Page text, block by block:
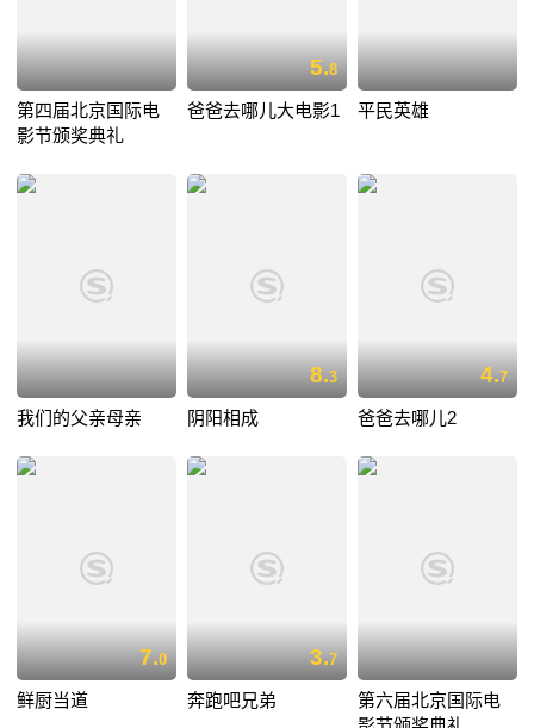
第四届北京国际电
影节颁奖典礼
5.8
爸爸去哪儿大电影1 平民英雄
我们的父亲母亲
8.3
阴阳相成
4.7
爸爸去哪儿2
7.0
鲜厨当道
3.7
奔跑吧兄弟
第六届北京国际电